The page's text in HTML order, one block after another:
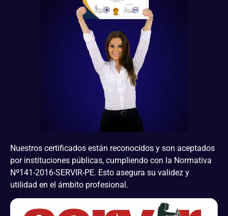
Nuestros certificados están reconocidos y son aceptados
por instituciones públicas, cumpliendo con la Normativa
Nº141-2016-SERVIR-PE. Esto asegura su validez y
utilidad en el ámbito profesional.